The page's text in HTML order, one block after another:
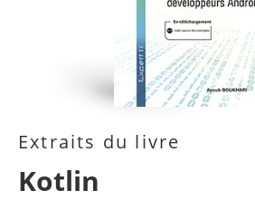
Extraits du livre
Kotlin